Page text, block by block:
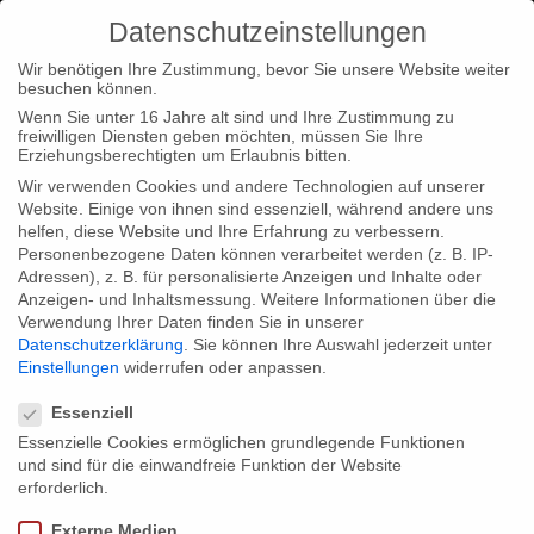
Home Typ|News
ARTE-Pressekonferenz zu „Lebt wohl,
Genossen!“
ARTE-Pressekonferenz zu „Lebt wohl,
Genossen!“
Am 10. Januar fand im Politbüro des SOHO-House, dem
Büro des ersten DDR-Staatspräsidenten Wilhelm Pieck, die
große ARTE-Pressekonferenz zum Medienevent “Lebt wohl,
Datenschutzeinstellungen
Wir benötigen Ihre Zustimmung, bevor Sie unsere Website weiter
besuchen können.
Wenn Sie unter 16 Jahre alt sind und Ihre Zustimmung zu
freiwilligen Diensten geben möchten, müssen Sie Ihre
Erziehungsberechtigten um Erlaubnis bitten.
Wir verwenden Cookies und andere Technologien auf unserer
Website. Einige von ihnen sind essenziell, während andere uns
helfen, diese Website und Ihre Erfahrung zu verbessern.
Personenbezogene Daten können verarbeitet werden (z. B. IP-
Adressen), z. B. für personalisierte Anzeigen und Inhalte oder
Anzeigen- und Inhaltsmessung. Weitere Informationen über die
Verwendung Ihrer Daten finden Sie in unserer
Datenschutzerklärung
Sie können Ihre Auswahl jederzeit unter
Einstellungen widerrufen oder anpassen.
Essenziell
Essenzielle Cookies ermöglichen grundlegende Funktionen
und sind für die einwandfreie Funktion der Website
erforderlich.